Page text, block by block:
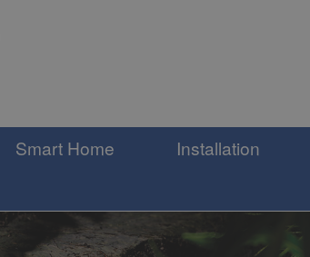
Smart Home
Installation